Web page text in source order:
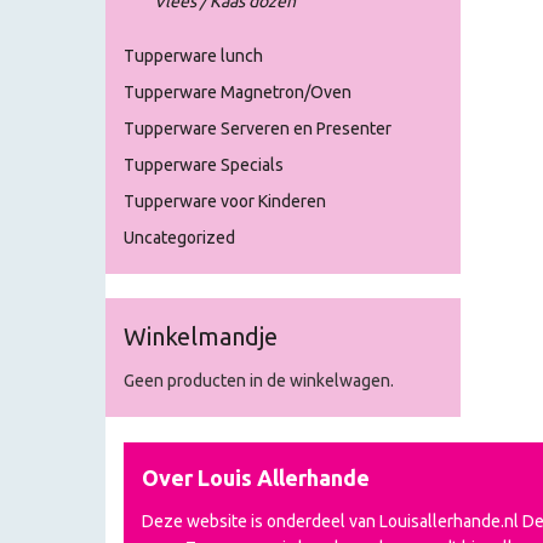
Tupperware lunch
Tupperware Magnetron/Oven
Tupperware Serveren en Presenter
Tupperware Specials
Tupperware voor Kinderen
Uncategorized
Winkelmandje
Geen producten in de winkelwagen.
Over Louis Allerhande
Deze website is onderdeel van Louisallerhande.nl De